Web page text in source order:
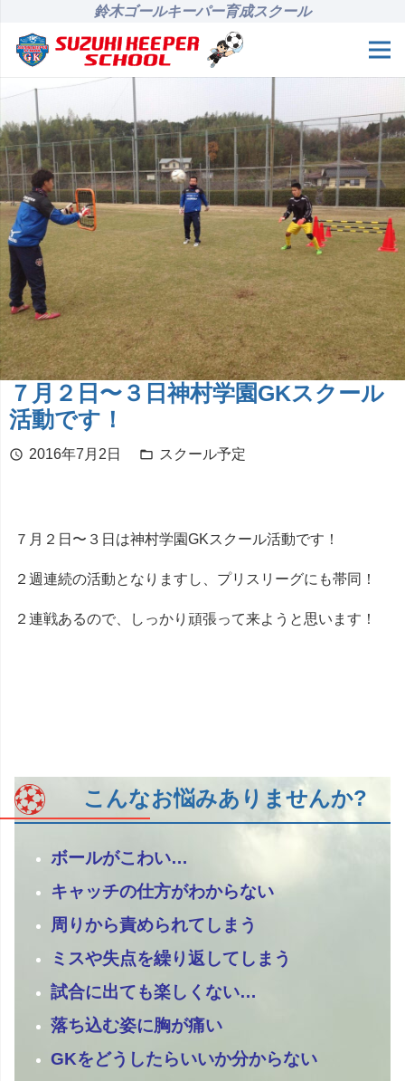
鈴木ゴールキーパー育成スクール
７月２日〜３日神村学園GKスクール
活動です！
schedule 2016年7月2日 folder_open スクール予定
７月２日〜３日は神村学園GKスクール活動です！
２週連続の活動となりますし、プリスリーグにも帯同！
２連戦あるので、しっかり頑張って来ようと思います！
こんなお悩みありませんか?
ボールがこわい…
キャッチの仕方がわからない
周りから責められてしまう
ミスや失点を繰り返してしまう
試合に出ても楽しくない…
落ち込む姿に胸が痛い
GKをどうしたらいいか分からない